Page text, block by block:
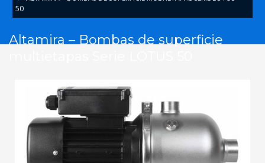
50
Altamira – Bombas de superficie